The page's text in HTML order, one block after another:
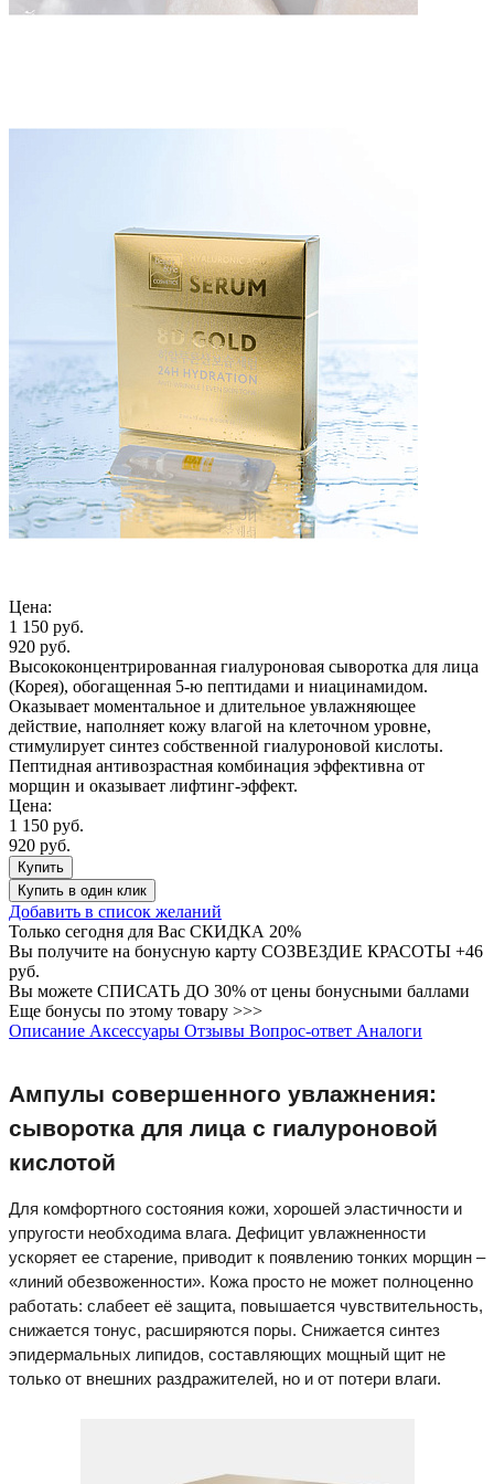
Цена:
1 150 руб.
920 руб.
Высококонцентрированная гиалуроновая сыворотка для лица
(Корея), обогащенная 5-ю пептидами и ниацинамидом.
Оказывает моментальное и длительное увлажняющее
действие, наполняет кожу влагой на клеточном уровне,
стимулирует синтез собственной гиалуроновой кислоты.
Пептидная антивозрастная комбинация эффективна от
морщин и оказывает лифтинг-эффект.
Цена:
1 150 руб.
920 руб.
Купить
Купить в один клик
Добавить в список желаний
Только сегодня для Вас СКИДКА 20%
Вы получите на бонусную карту СОЗВЕЗДИЕ КРАСОТЫ +46
руб.
Вы можете СПИСАТЬ ДО 30% от цены бонусными баллами
Еще бонусы по этому товару >>>
Описание Аксессуары Отзывы Вопрос-ответ Аналоги
Ампулы совершенного увлажнения:
сыворотка для лица с гиалуроновой
кислотой
Для комфортного состояния кожи, хорошей эластичности и
упругости необходима влага. Дефицит увлажненности
ускоряет ее старение, приводит к появлению тонких морщин –
«линий обезвоженности». Кожа просто не может полноценно
работать: слабеет её защита, повышается чувствительность,
снижается тонус, расширяются поры. Снижается синтез
эпидермальных липидов, составляющих мощный щит не
только от внешних раздражителей, но и от потери влаги.